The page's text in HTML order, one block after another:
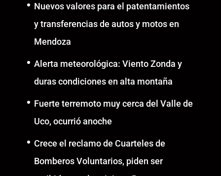
Nuevos valores para el patentamientos
y transferencias de autos y motos en
Mendoza
Alerta meteorológica: Viento Zonda y
duras condiciones en alta montaña
Fuerte terremoto muy cerca del Valle de
Uco, ocurrió anoche
Crece el reclamo de Cuarteles de
Bomberos Voluntarios, piden ser